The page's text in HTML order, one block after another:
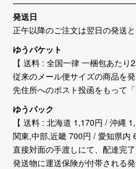
発送日
正午以降のご注文は翌日の発送と
ゆうパケット
【 送料 : 全国一律 一梱包あたり
従来のメール便サイズの商品を
先住所へのポスト投函をもって
ゆうパック
【 送料 : 北海道 1,170円 / 沖縄
関東,中部,近畿 700円 / 愛知県内
直接対面の手渡しにて、配達完了
発送物に運送保険が付帯される